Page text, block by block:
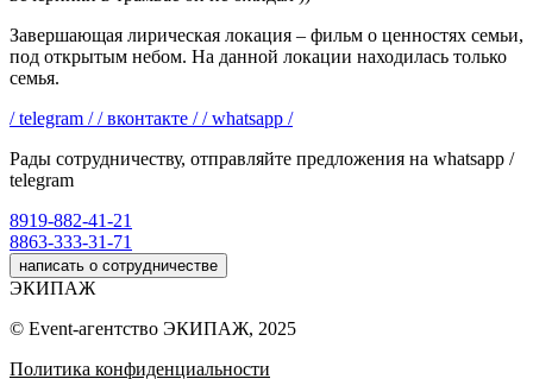
Завершающая лирическая локация – фильм о ценностях семьи,
под открытым небом. На данной локации находилась только
семья.
/ telegram // вконтакте // whatsapp /
Рады сотрудничеству, отправляйте предложения на whatsapp /
telegram
8919-882-41-21
8863-333-31-71
написать о сотрудничестве
ЭКИПАЖ
© Event-агентство ЭКИПАЖ, 2025
Политика конфиденциальности